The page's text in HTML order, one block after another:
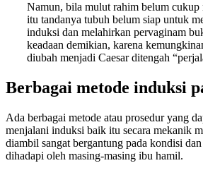
Namun, bila mulut rahim belum cukup
itu tandanya tubuh belum siap untuk
induksi dan melahirkan pervaginam
keadaan demikian, karena
diubah menjadi Caesar ditengah
Berbagai metode induksi
Ada berbagai metode atau prosedur yang
menjalani induksi baik itu secara mekanik
diambil sangat bergantung pada kondisi
dihadapi oleh masing-masing ibu hamil.